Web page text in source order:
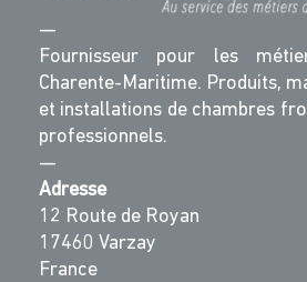
—
Fournisseur pour les
Charente-Maritime. Produits,
et installations de chambres
professionnels.
—
Adresse
12 Route de Royan
17460 Varzay
France